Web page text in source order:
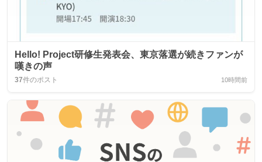
Hello! Project研修生発表会、東京落選が続きファンが
嘆きの声
37件のポスト 10時間前